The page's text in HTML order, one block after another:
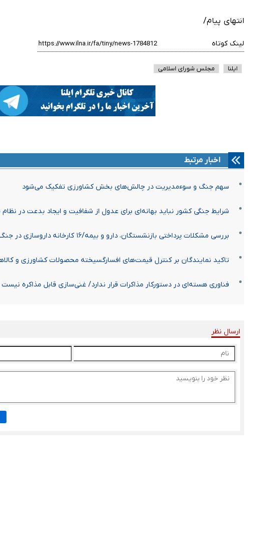
انتهای پیام/
لینک کوتاه
ایلنا مجلس شورای اسلامی
اخبار مرتبط
سهم جنگ و سوءمدیریت در چالش‌های بخش کشاورزی تفکیک می‌شود
شرایط جنگی کشور نباید بهانه‌ای برای عدول از شفافیت و ایجاد بدعت در
بررسی مشکلات پرداختی بازنشستگان، دارو و بیمه/۱۶ کارخانه داروسازی در جنگ ۴۰ روزه آسیب دیدند
تاکید نمایندگان بر کنترل قیمت‌های افسارگسیخته محصولات کشاورزی و
فناوری هسته‌ای در دستورکار مذاکرات قرار ندارد/ غنی‌سازی قابل مذاکره نیست
ارسال نظر